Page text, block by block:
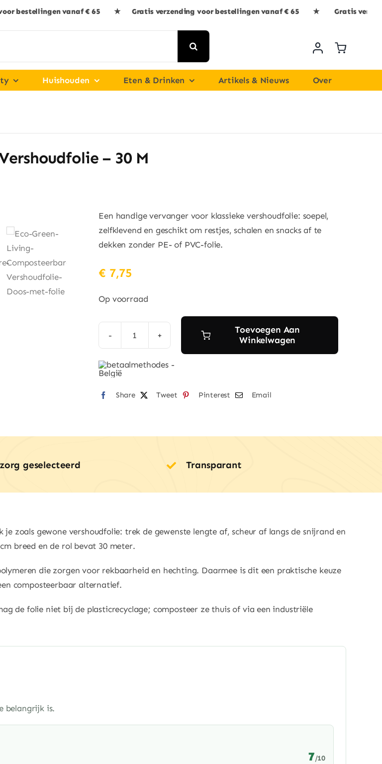
bestellingen vanaf € 65 ★ Gratis verzending voor bestellingen vanaf € 65 ★ Gratis
Huishouden Eten & Drinken Artikels & Nieuws Over
– 30 M
Een handige vervanger voor klassieke vershoudfolie: soepel,
zelfklevend en geschikt om restjes, schalen en snacks af te
dekken zonder PE- of PVC-folie.
€ 7,75
Op voorraad
Eco
Living
Vershoudfolie
Toevoegen Aan
Winkelwagen
Share Tweet Pinterest Email
geselecteerd Transparant
zoals gewone vershoudfolie: trek de gewenste lengte af, scheur af langs de snijrand en
breed en de rol bevat 30 meter.
die zorgen voor rekbaarheid en hechting. Daarmee is dit een praktische keuze
composteerbaar alternatief.
de folie niet bij de plasticrecyclage; composteer ze thuis of via een industriële
belangrijk is.
7/10